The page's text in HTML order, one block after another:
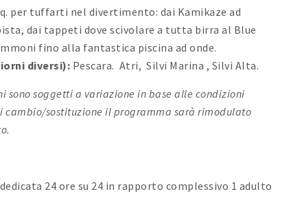
per tuffarti nel divertimento: dai Kamikaze ad
dai tappeti dove scivolare a tutta birra al Blue
fino alla fantastica piscina ad onde.
diversi): Pescara. Atri, Silvi Marina , Silvi Alta.
sono soggetti a variazione in base alle condizioni
sostituzione il programma sarà rimodulato
24 ore su 24 in rapporto complessivo 1 adulto